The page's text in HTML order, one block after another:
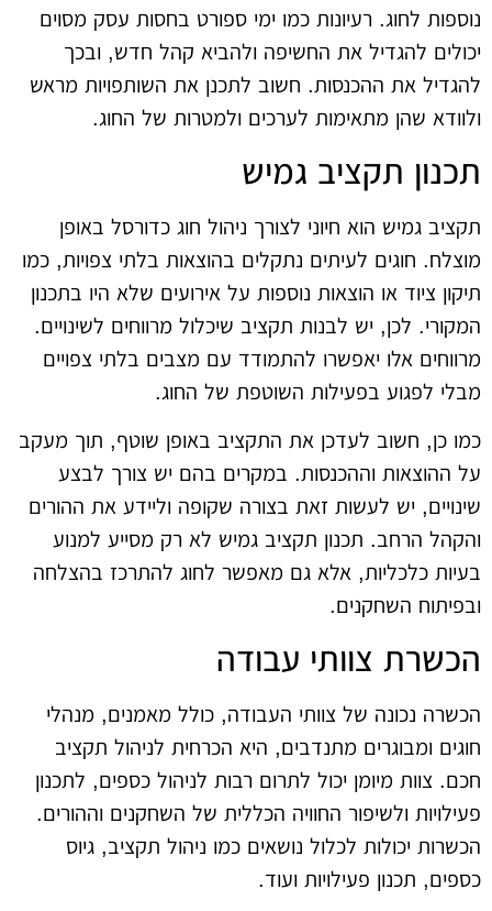
נוספות לחוג. רעיונות כמו ימי ספורט בחסות עסק מסוים
יכולים להגדיל את החשיפה ולהביא קהל חדש, ובכך
להגדיל את ההכנסות. חשוב לתכנן את השותפויות מראש
ולוודא שהן מתאימות לערכים ולמטרות של החוג.
תכנון תקציב גמיש
תקציב גמיש הוא חיוני לצורך ניהול חוג כדורסל באופן
מוצלח. חוגים לעיתים נתקלים בהוצאות בלתי צפויות, כמו
תיקון ציוד או הוצאות נוספות על אירועים שלא היו בתכנון
המקורי. לכן, יש לבנות תקציב שיכלול מרווחים לשינויים.
מרווחים אלו יאפשרו להתמודד עם מצבים בלתי צפויים
מבלי לפגוע בפעילות השוטפת של החוג.
כמו כן, חשוב לעדכן את התקציב באופן שוטף, תוך מעקב
על ההוצאות וההכנסות. במקרים בהם יש צורך לבצע
שינויים, יש לעשות זאת בצורה שקופה וליידע את ההורים
והקהל הרחב. תכנון תקציב גמיש לא רק מסייע למנוע
בעיות כלכליות, אלא גם מאפשר לחוג להתרכז בהצלחה
ובפיתוח השחקנים.
הכשרת צוותי עבודה
הכשרה נכונה של צוותי העבודה, כולל מאמנים, מנהלי
חוגים ומבוגרים מתנדבים, היא הכרחית לניהול תקציב
חכם. צוות מיומן יכול לתרום רבות לניהול כספים, לתכנון
פעילויות ולשיפור החוויה הכללית של השחקנים וההורים.
הכשרות יכולות לכלול נושאים כמו ניהול תקציב, גיוס
כספים, תכנון פעילויות ועוד.